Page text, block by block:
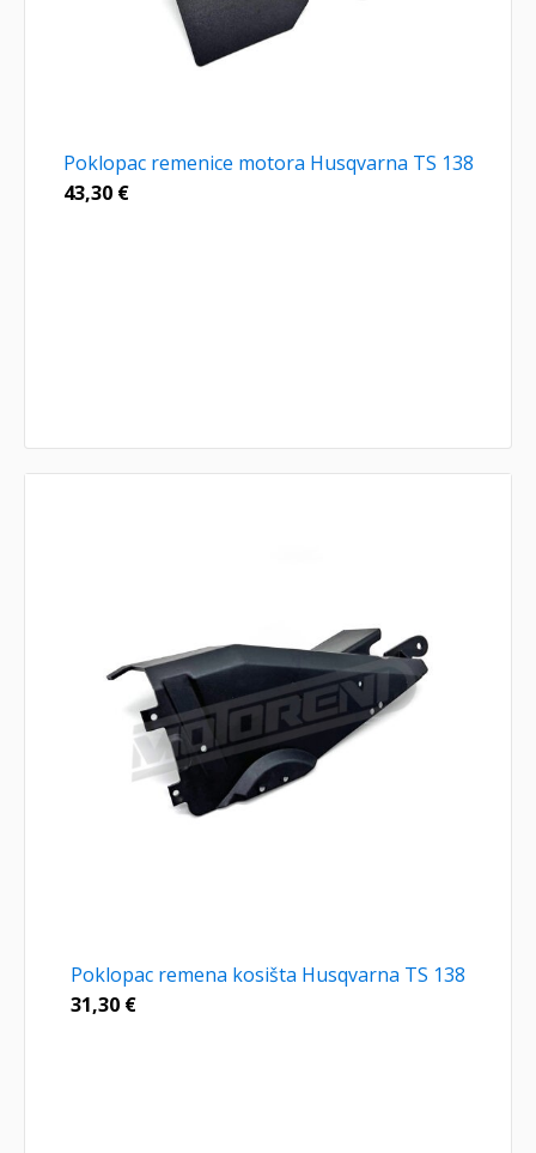
Poklopac remenice motora Husqvarna TS 138
43,30 €
Poklopac remena kosišta Husqvarna TS 138
31,30 €